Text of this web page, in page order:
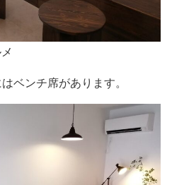
ベンチ席があります。